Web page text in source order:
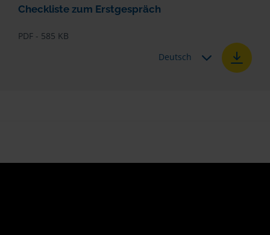
Checkliste zum Erstgespräch
PDF - 585 KB
Deutsch